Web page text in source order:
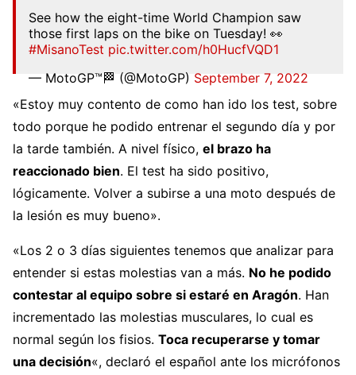
See how the eight-time World Champion saw
those first laps on the bike on Tuesday! 👀
#MisanoTest pic.twitter.com/h0HucfVQD1
— MotoGP™🏁 (@MotoGP) September 7, 2022
«Estoy muy contento de como han ido los test, sobre
todo porque he podido entrenar el segundo día y por
la tarde también. A nivel físico, el brazo ha
reaccionado bien. El test ha sido positivo,
lógicamente. Volver a subirse a una moto después de
la lesión es muy bueno».
«Los 2 o 3 días siguientes tenemos que analizar para
entender si estas molestias van a más. No he podido
contestar al equipo sobre si estaré en Aragón. Han
incrementado las molestias musculares, lo cual es
normal según los fisios. Toca recuperarse y tomar
una decisión«, declaró el español ante los micrófonos